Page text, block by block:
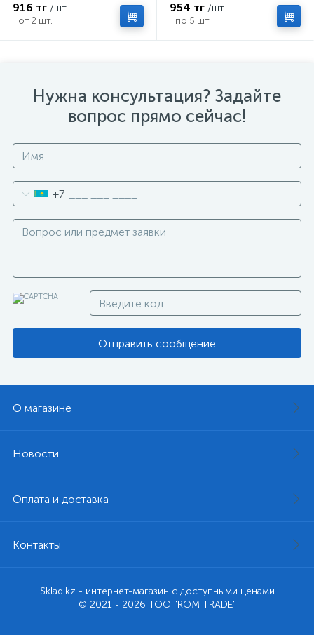
916 тг /шт
от 2 шт.
954 тг /шт
по 5 шт.
Нужна консультация? Задайте
вопрос прямо сейчас!
+7
Отправить сообщение
О магазине
Новости
Оплата и доставка
Контакты
Sklad.kz - интернет-магазин с доступными ценами
© 2021 - 2026 ТОО "ROM TRADE"